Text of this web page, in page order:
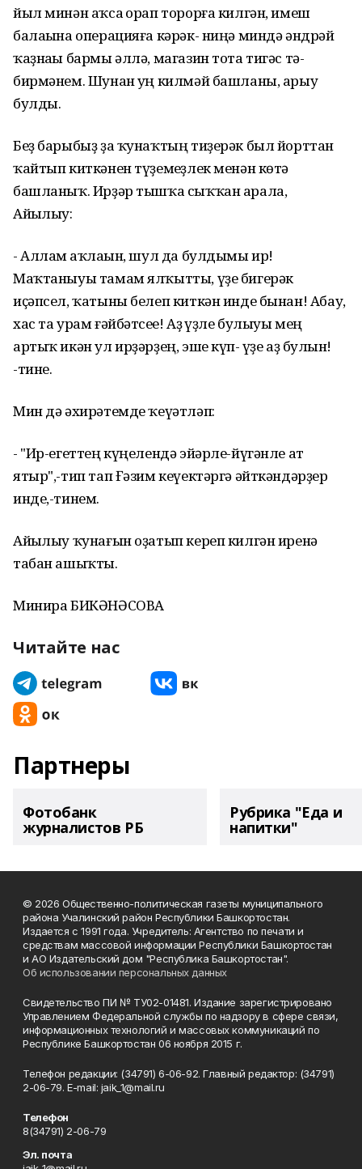
йыл минән аҡса һорап торорға килгән, имеш
балаһына операцияға кәрәк- ниңә миндә әндрәй
ҡаҙнаһы бармы әллә, магазин тота тигәс тә-
бирмәнем. Шунан һуң килмәй башланы, арыу
булды.
Беҙ барыбыҙ ҙа ҡунаҡтың тиҙерәк был йорттан
ҡайтып киткәнен түҙемһеҙлек менән көтә
башланыҡ. Ирҙәр тышҡа сыҡҡан арала,
Айһылыу:
- Аллам һаҡлаһын, шул да булдымы ир!
Маҡтаныуы тамам ялҡытты, үҙе бигерәк
иҫәпсел, ҡатыны белеп киткән инде бынан! Абау,
хас та урам ғәйбәтсеһе! Аҙ һүҙле булыуы мең
артыҡ икән ул ирҙәрҙең, эше күп- һүҙе аҙ булһын!
-тине.
Мин дә әхирәтемде ҡеүәтләп:
- "Ир-егеттең күңелендә эйәрле-йүгәнле ат
ятыр",-тип тап Ғәзим кеүектәргә әйткәндәрҙер
инде,-тинем.
Айһылыу ҡунағын оҙатып кереп килгән иренә
табан ашыҡты.
Минира БИКӘНӘСОВА
Читайте нас
Партнеры
Фотобанк
журналистов РБ
Рубрика "Еда и
напитки"
© 2026 Общественно-политическая газеты муниципального
района Учалинский район Республики Башкортостан.
Издается с 1991 года. Учредитель: Агентство по печати и
средствам массовой информации Республики Башкортостан
и АО Издательский дом "Республика Башкортостан".
Об использовании персональных данных
Свидетельство ПИ № ТУ02-01481. Издание зарегистрировано
Управлением Федеральной службы по надзору в сфере связи,
информационных технологий и массовых коммуникаций по
Республике Башкортостан 06 ноября 2015 г.
Телефон редакции: (34791) 6-06-92. Главный редактор: (34791)
2-06-79. Е-mаil: jaik_1@mail.ru
Телефон
8(34791) 2-06-79
Эл. почта